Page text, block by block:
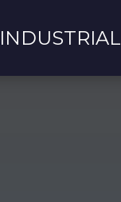
INDUSTRIAL